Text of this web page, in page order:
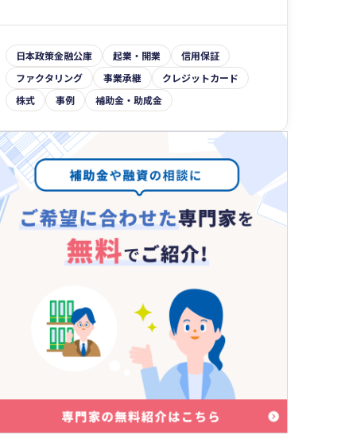
目的別の資金調達
日本政策金融公庫 起業・開業
信用保証
ファクタリング
事業承継
クレジットカード
株式
事例 補助金・助成金